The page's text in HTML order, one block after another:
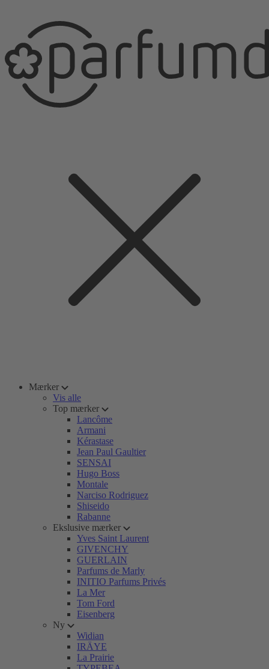
Mærker
Vis alle
Top mærker
Lancôme
Armani
Kérastase
Jean Paul Gaultier
SENSAI
Hugo Boss
Montale
Narciso Rodriguez
Shiseido
Rabanne
Ekslusive mærker
Yves Saint Laurent
GIVENCHY
GUERLAIN
Parfums de Marly
INITIO Parfums Privés
La Mer
Tom Ford
Eisenberg
Ny
Widian
IRÄYE
La Prairie